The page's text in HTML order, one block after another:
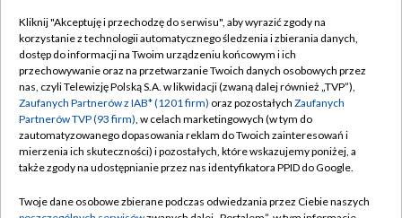
TVP
Abonament TVP
Emisja w TVP
Centrum informacji TVP
Naziemna Telewizja Cyfrowa
Regulamin TVP
Polityka prywatności
Moje zgody
Pomoc
Kliknij "Akceptuję i przechodzę do serwisu", aby wyrazić zgody na
korzystanie z technologii automatycznego śledzenia i zbierania danych,
dostęp do informacji na Twoim urządzeniu końcowym i ich
przechowywanie oraz na przetwarzanie Twoich danych osobowych przez
nas, czyli Telewizję Polską S.A. w likwidacji (zwaną dalej również „TVP”),
Zaufanych Partnerów z IAB* (1201 firm) oraz pozostałych Zaufanych
Partnerów TVP (93 firm), w celach marketingowych (w tym do
zautomatyzowanego dopasowania reklam do Twoich zainteresowań i
mierzenia ich skuteczności) i pozostałych, które wskazujemy poniżej, a
także zgody na udostępnianie przez nas identyfikatora PPID do Google.
Twoje dane osobowe zbierane podczas odwiedzania przez Ciebie naszych